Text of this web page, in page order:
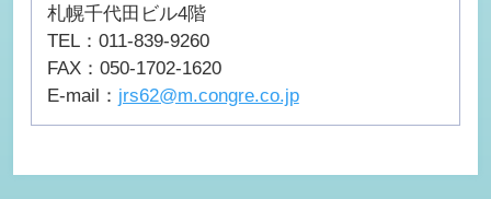
札幌千代田ビル4階
TEL：011-839-9260
FAX：050-1702-1620
E-mail： jrs62@m.congre.co.jp